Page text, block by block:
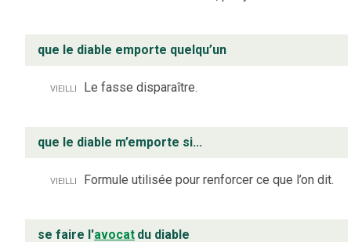
que le diable emporte quelqu’un
vieilli Le fasse disparaître.
que le diable m’emporte si...
vieilli Formule utilisée pour renforcer ce que l’on dit.
se faire l'avocat du diable